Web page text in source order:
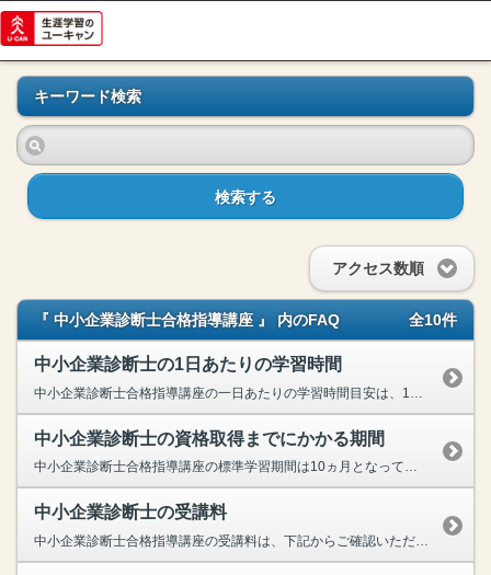
キーワード検索
検索する
アクセス数順
『 中小企業診断士合格指導講座 』 内のFAQ 全10件
中小企業診断士の1日あたりの学習時間
中小企業診断士合格指導講座の一日あたりの学習時間目安は、150分程度と長めに取られております。※学習時間はあくまで目安であり、個人差があります。テキストの学習だけではなく、テキストと連動した動画...
中小企業診断士の資格取得までにかかる期間
中小企業診断士合格指導講座の標準学習期間は10ヵ月となっております。ただ、標準学習期間はあくまで目安ですので、ペースを上げればより短い期間で終わらせることも可能です。またいつ受講しても、試験２回...
中小企業診断士の受講料